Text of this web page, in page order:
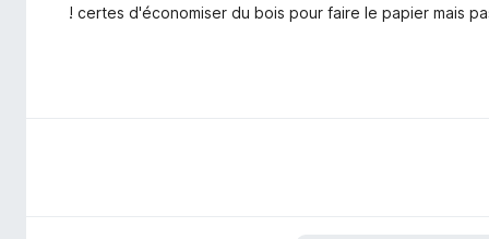
certes d'économiser du bois pour faire le papier mais